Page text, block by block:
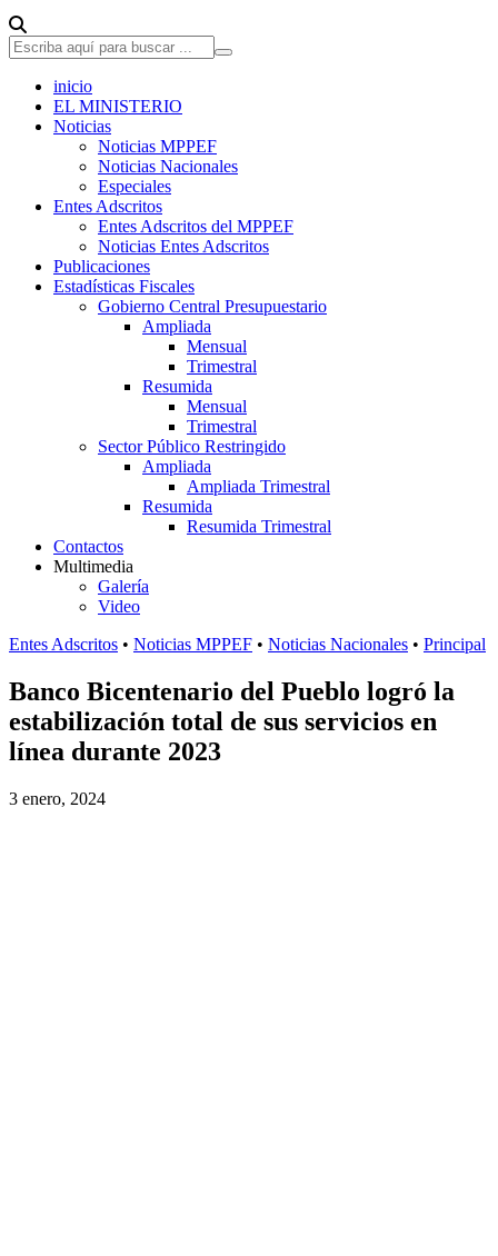
inicio
EL MINISTERIO
Noticias
Noticias MPPEF
Noticias Nacionales
Especiales
Entes Adscritos
Entes Adscritos del MPPEF
Noticias Entes Adscritos
Publicaciones
Estadísticas Fiscales
Gobierno Central Presupuestario
Ampliada
Mensual
Trimestral
Resumida
Mensual
Trimestral
Sector Público Restringido
Ampliada
Ampliada Trimestral
Resumida
Resumida Trimestral
Contactos
Multimedia
Galería
Video
Entes Adscritos • Noticias MPPEF • Noticias Nacionales • Principal
Banco Bicentenario del Pueblo logró la
estabilización total de sus servicios en
línea durante 2023
3 enero, 2024